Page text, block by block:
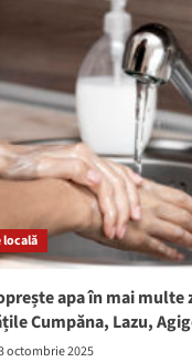
apa în mai multe
Cumpăna, Lazu,
octombrie 2025